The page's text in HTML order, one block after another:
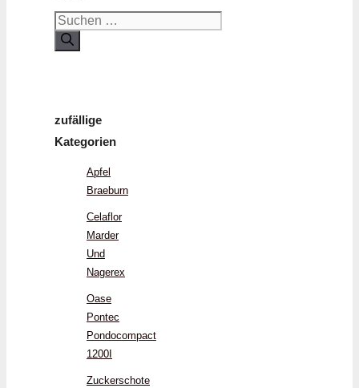
Suchen
nach:
zufällige
Kategorien
Apfel
Braeburn
Celaflor
Marder
Und
Nagerex
Oase
Pontec
Pondocompact
1200I
Zuckerschote